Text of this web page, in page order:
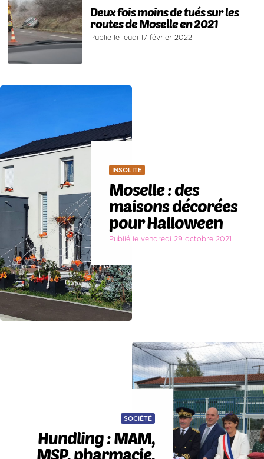
Deux fois moins de tués sur les
routes de Moselle en 2021
Publié le jeudi 17 février 2022
INSOLITE
Moselle : des
maisons décorées
pour Halloween
Publié le vendredi 29 octobre 2021
SOCIÉTÉ
Hundling : MAM,
MSP, pharmacie,